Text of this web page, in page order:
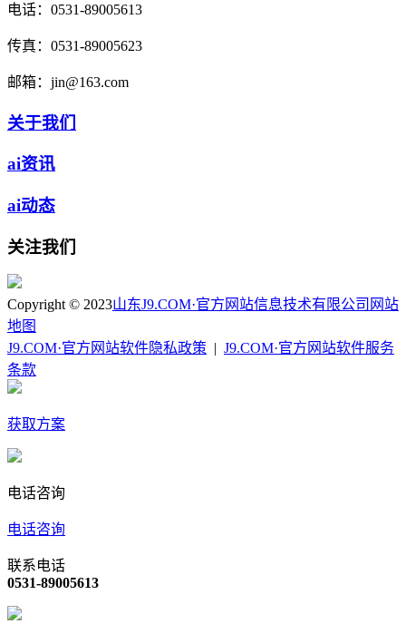
电话： 0531-89005613
传真： 0531-89005623
邮箱： jin@163.com
关于我们
ai资讯
ai动态
关注我们
Copyright © 2023山东J9.COM·官方网站信息技术有限公司 网站
地图
J9.COM·官方网站软件隐私政策
J9.COM·官方网站软件服务
条款
获取方案
电话咨询
电话咨询
联系电话
0531-89005613